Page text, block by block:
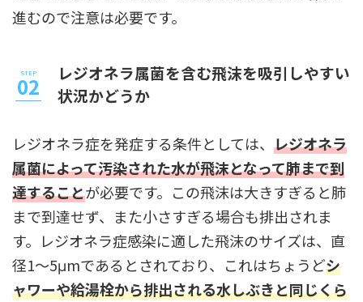
進むので注意は必要です。
レジオネラ属菌を含む飛沫を吸引しやすい
状況かどうか
レジオネラ症を発症する条件としては、 レジオネラ
属菌によって汚染された水が飛沫となって肺まで到
達することが必要です。この飛沫は大きすぎると肺
まで到達せず、また小さすぎる場合も排出されま
す。レジオネラ症感染に適した飛沫のサイズは、直
径1～5μmであるとされており、これはちょうどシ
ャワーや給湯栓から排出される水しぶきと同じくら